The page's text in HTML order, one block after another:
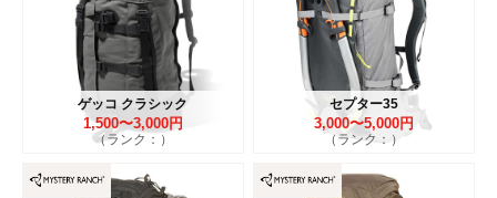
ゲッコ クラシック
1,500〜3,000円
（ランク：）
セプター35
3,000〜5,000円
（ランク：）